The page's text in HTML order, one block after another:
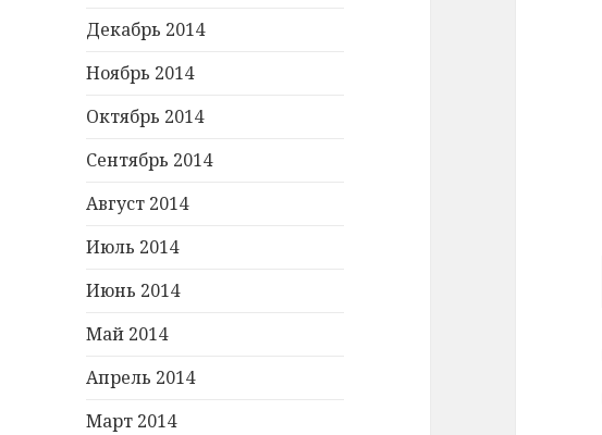
Декабрь 2014
Ноябрь 2014
Октябрь 2014
Сентябрь 2014
Август 2014
Июль 2014
Июнь 2014
Май 2014
Апрель 2014
Март 2014